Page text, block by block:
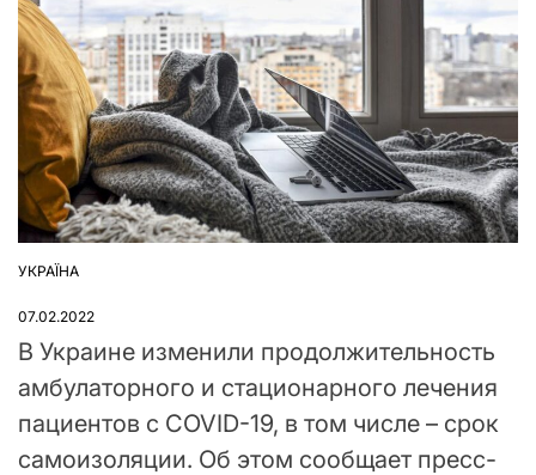
ОПУБЛІКУВАТИ
УКРАЇНА
07.02.2022
В Украине изменили продолжительность
амбулаторного и стационарного лечения
пациентов с COVID-19, в том числе – срок
самоизоляции. Об этом сообщает пресс-